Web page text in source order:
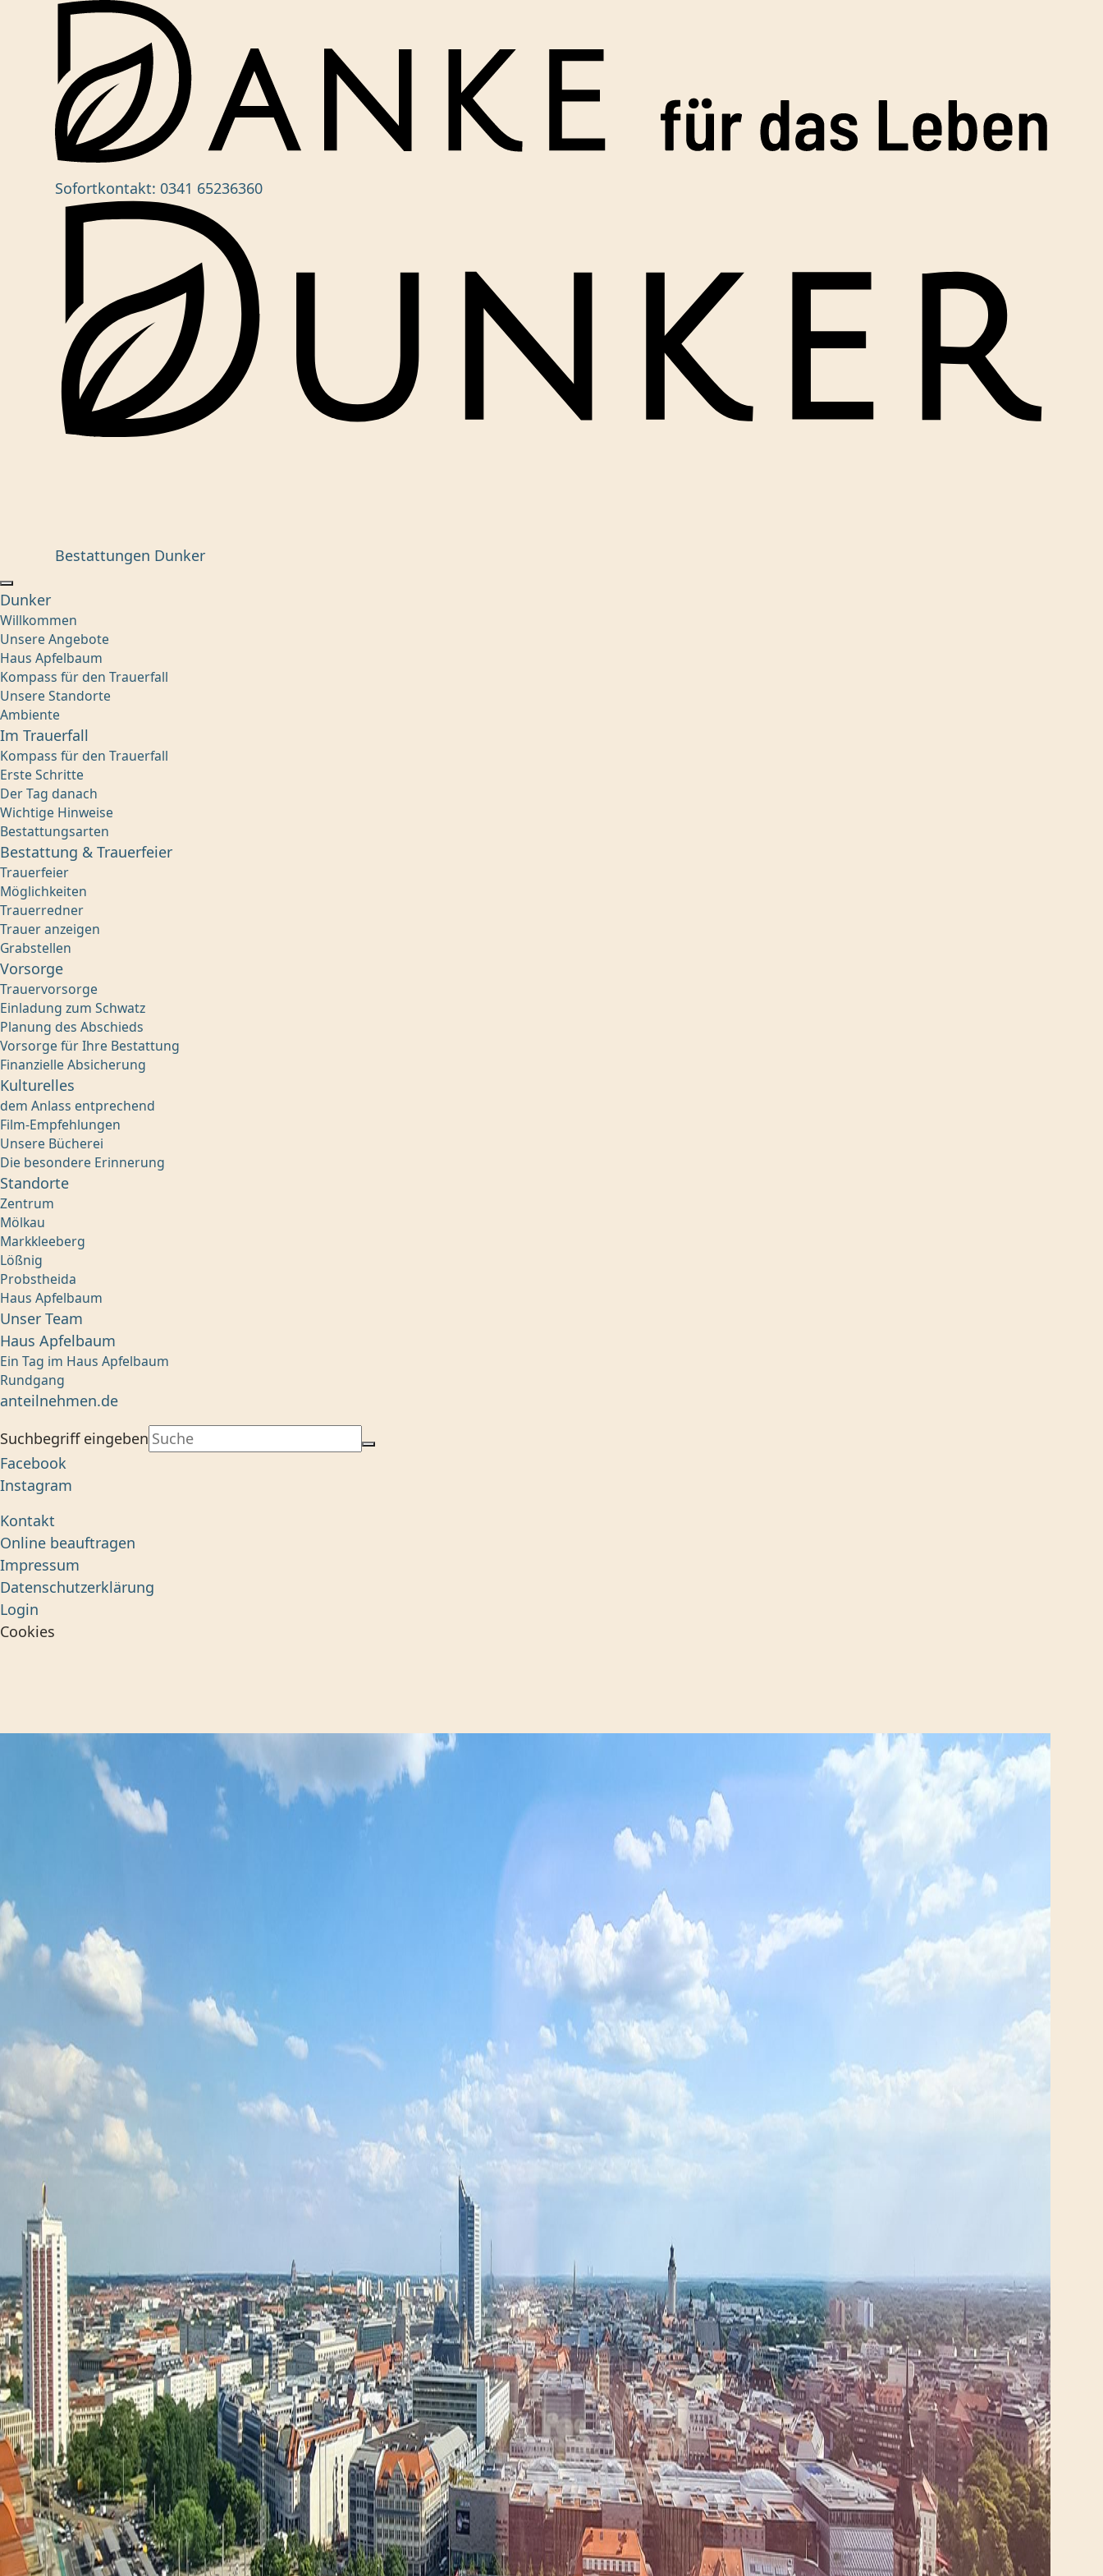
Sofortkontakt: 0341 65236360
Bestattungen Dunker
Dunker
Willkommen
Unsere Angebote
Haus Apfelbaum
Kompass für den Trauerfall
Unsere Standorte
Ambiente
Im Trauerfall
Kompass für den Trauerfall
Erste Schritte
Der Tag danach
Wichtige Hinweise
Bestattungsarten
Bestattung & Trauerfeier
Trauerfeier
Möglichkeiten
Trauerredner
Trauer anzeigen
Grabstellen
Vorsorge
Trauervorsorge
Einladung zum Schwatz
Planung des Abschieds
Vorsorge für Ihre Bestattung
Finanzielle Absicherung
Kulturelles
dem Anlass entprechend
Film-Empfehlungen
Unsere Bücherei
Die besondere Erinnerung
Standorte
Zentrum
Mölkau
Markkleeberg
Lößnig
Probstheida
Haus Apfelbaum
Unser Team
Haus Apfelbaum
Ein Tag im Haus Apfelbaum
Rundgang
anteilnehmen.de
Suchbegriff eingeben
Facebook
Instagram
Kontakt
Online beauftragen
Impressum
Datenschutzerklärung
Login
Cookies